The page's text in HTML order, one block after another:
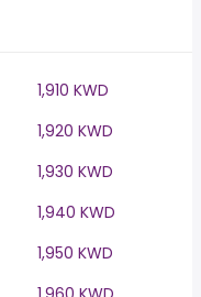
1,910 KWD
1,920 KWD
1,930 KWD
1,940 KWD
1,950 KWD